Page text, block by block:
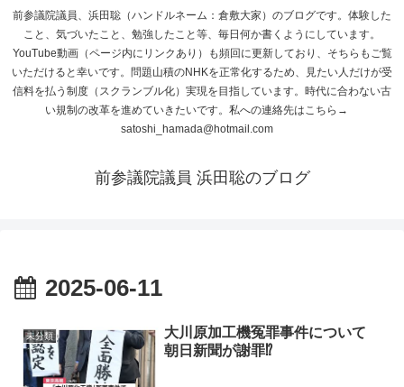
前参議院議員、浜田聡（ハンドルネーム：倉敷大家）のブログです。体験した
こと、気づいたこと、勉強したこと等、毎日何か書くようにしています。
YouTube動画（ページ内にリンクあり）も頻回に更新しており、そちらもご覧
いただけると幸いです。問題山積のNHKを正常化するため、見たい人だけが受
信料を払う制度（スクランブル化）実現を目指しています。時代に合わない古
い規制の改革を進めていきたいです。私への連絡先はこちら→
satoshi_hamada@hotmail.com
前参議院議員 浜田聡のブログ
2025-06-11
未分類
大川原加工機冤罪事件について
朝日新聞が謝罪⁉